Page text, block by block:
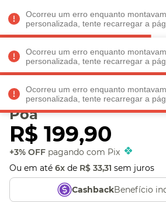
Ocorreu um erro enquanto
personalizada, tente recarregar a
Ocorreu um erro enquanto
personalizada, tente recarregar a
Ocorreu um erro enquanto
personalizada, tente recarregar a
Faltam
Veja produtos perto de você!
Garrafa Térmica Com
Poá
R$ 199,90
+3% OFF pagando com Pix
Ou em até 6x de R$ 33,31 sem juros
CashbackBenefício